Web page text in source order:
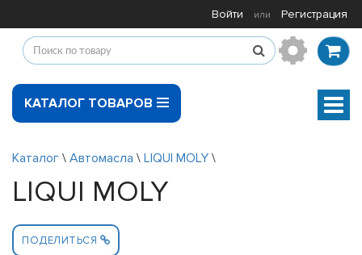
Войти или Регистрация
КАТАЛОГ ТОВАРОВ
Каталог \ Автомасла \ LIQUI MOLY \
LIQUI MOLY
ПОДЕЛИТЬСЯ